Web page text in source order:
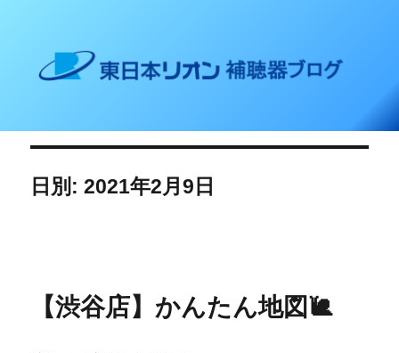
東日本リオン 補聴器ブログ
日別: 2021年2月9日
【渋谷店】かんたん地図🐌